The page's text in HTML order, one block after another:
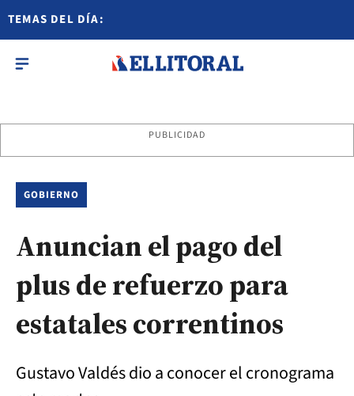
TEMAS DEL DÍA:
PUBLICIDAD
GOBIERNO
Anuncian el pago del
plus de refuerzo para
estatales correntinos
Gustavo Valdés dio a conocer el cronograma